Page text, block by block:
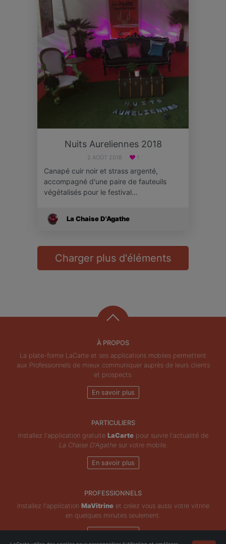
Nuits Aureliennes 2018
2 AOÛT 2018 1
Canapé cuir noir et strass argenté,
accompagné d'une paire de fauteuils
végétalisés pour le festival…
La Chaise D'Agathe
Charger plus d'éléments
À PROPOS
La plate-forme LaCarte et ses applications mobiles permettent
aux Professionnels de mieux communiquer auprès de leurs clients
et prospects.
En savoir plus
PARTICULIERS
Installez l'application gratuite LaCartepour suivre l'actualité de
La Chaise D'Agathesur votre mobile.
En savoir plus
PROFESSIONNELS
Installez l'application MaVitrineet créez vous aussi votre vitrine
en quelques minutes seulement.
En savoir plus